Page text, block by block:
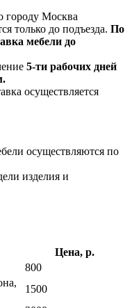
городу Москва
только до подъезда. По
мебели до
5-ти рабочих дней
осуществляется
осуществляются по
изделия и
Цена, р.
800
1500